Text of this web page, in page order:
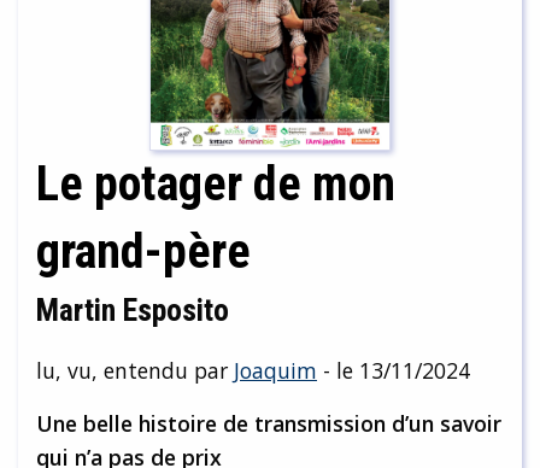
Le potager de mon
grand-père
Martin Esposito
lu, vu, entendu par Joaquim - le 13/11/2024
Une belle histoire de transmission d’un savoir
qui n’a pas de prix